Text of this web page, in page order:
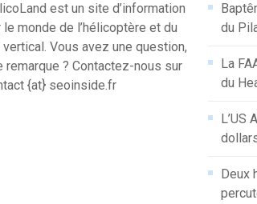
est un site d’information
le monde de l’hélicoptère et du
Vous avez une question,
remarque ? Contactez-nous sur
{at} seoinside.fr
du
La
du
L’US
Deux